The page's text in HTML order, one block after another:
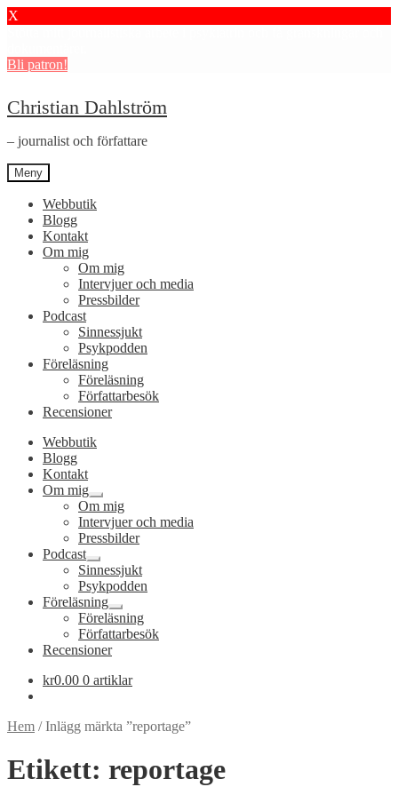
X
Bli patron!
Hoppa
till
navigering
Hoppa
till
innehåll
Christian Dahlström
– journalist och författare
Meny
Webbutik
Blogg
Kontakt
Om mig
Om mig
Intervjuer och media
Pressbilder
Podcast
Sinnessjukt
Psykpodden
Föreläsning
Föreläsning
Författarbesök
Recensioner
Webbutik
Blogg
Kontakt
Om mig
Expandera
undermeny
Om mig
Intervjuer och media
Pressbilder
Podcast
Expandera
undermeny
Sinnessjukt
Psykpodden
Föreläsning
Expandera
undermeny
Föreläsning
Författarbesök
Recensioner
kr0.00 0 artiklar
Hem /Inlägg märkta ”reportage”
Etikett: reportage